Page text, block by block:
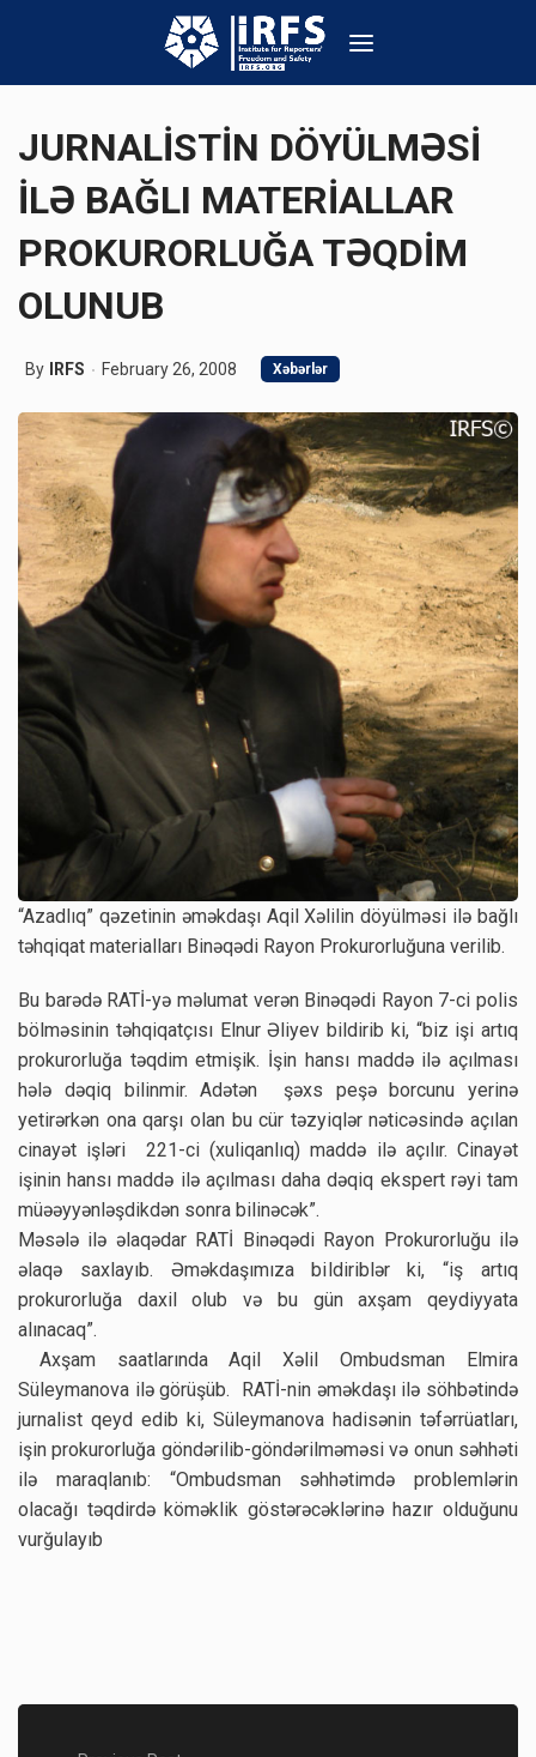
JURNALİSTİN DÖYÜLMƏSİ
İLƏ BAĞLI MATERİALLAR
PROKURORLUĞA TƏQDİM
OLUNUB
By IRFS February 26, 2008 Xəbərlər
“Azadlıq” qəzetinin əməkdaşı Aqil Xəlilin döyülməsi ilə bağlı
təhqiqat materialları Binəqədi Rayon Prokurorluğuna verilib.
Bu barədə RATİ-yə məlumat verən Binəqədi Rayon 7-ci polis
bölməsinin təhqiqatçısı Elnur Əliyev bildirib ki, “biz işi artıq
prokurorluğa təqdim etmişik. İşin hansı maddə ilə açılması
hələ dəqiq bilinmir. Adətən şəxs peşə borcunu yerinə
yetirərkən ona qarşı olan bu cür təzyiqlər nəticəsində açılan
cinayət işləri 221-ci (xuliqanlıq) maddə ilə açılır. Cinayət
işinin hansı maddə ilə açılması daha dəqiq ekspert rəyi tam
müəəyyənləşdikdən sonra bilinəcək”.
Məsələ ilə əlaqədar RATİ Binəqədi Rayon Prokurorluğu ilə
əlaqə saxlayıb. Əməkdaşımıza bildiriblər ki, “iş artıq
prokurorluğa daxil olub və bu gün axşam qeydiyyata
alınacaq”.
Axşam saatlarında Aqil Xəlil Ombudsman Elmira
Süleymanova ilə görüşüb. RATİ-nin əməkdaşı ilə söhbətində
jurnalist qeyd edib ki, Süleymanova hadisənin təfərrüatları,
işin prokurorluğa göndərilib-göndərilməməsi və onun səhhəti
ilə maraqlanıb: “Ombudsman səhhətimdə problemlərin
olacağı təqdirdə köməklik göstərəcəklərinə hazır olduğunu
vurğulayıb